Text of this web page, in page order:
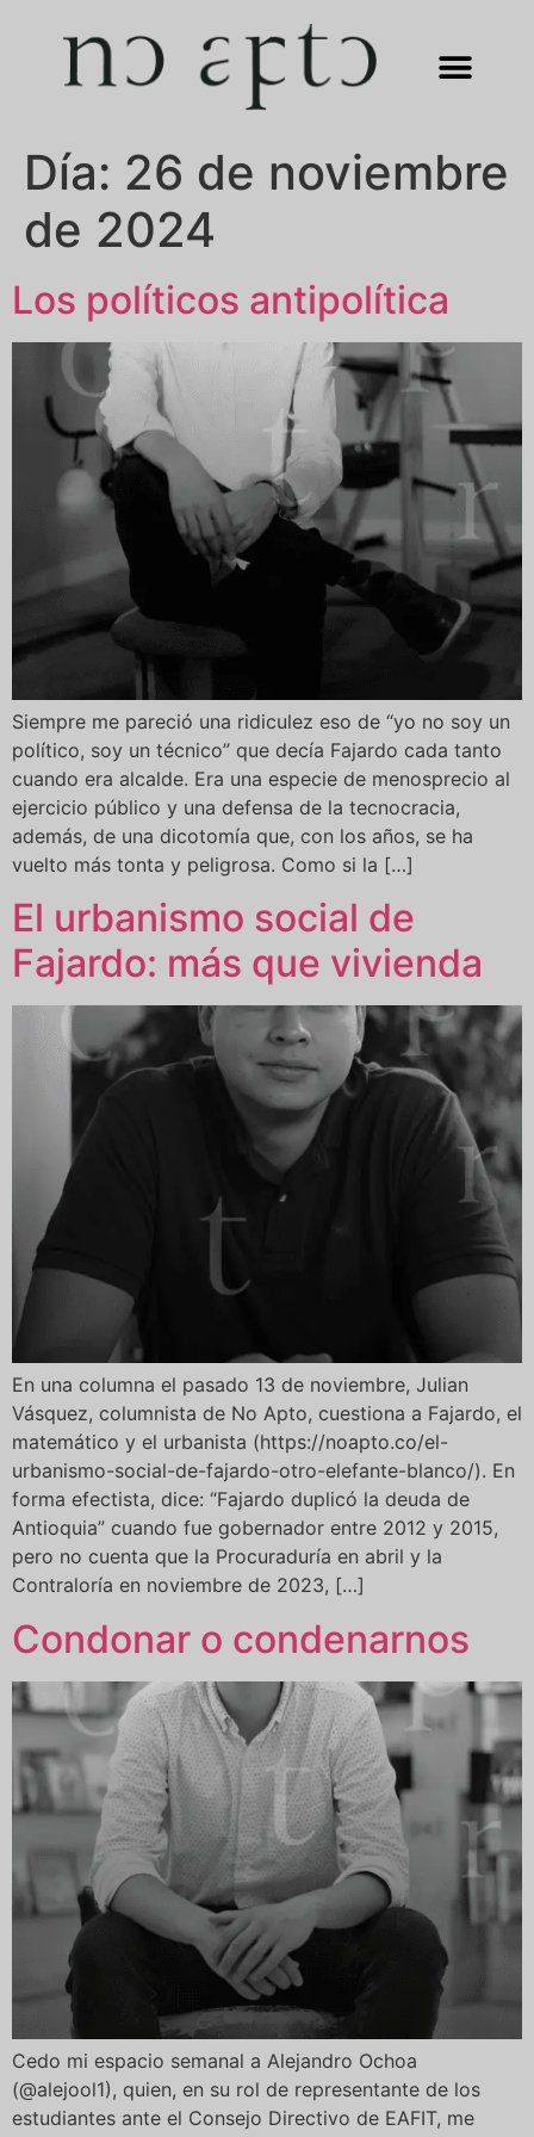
Día: 26 de noviembre
de 2024
Los políticos antipolítica
Siempre me pareció una ridiculez eso de “yo no soy un
político, soy un técnico” que decía Fajardo cada tanto
cuando era alcalde. Era una especie de menosprecio al
ejercicio público y una defensa de la tecnocracia,
además, de una dicotomía que, con los años, se ha
vuelto más tonta y peligrosa. Como si la […]
El urbanismo social de
Fajardo: más que vivienda
En una columna el pasado 13 de noviembre, Julian
Vásquez, columnista de No Apto, cuestiona a Fajardo, el
matemático y el urbanista (https://noapto.co/el-
urbanismo-social-de-fajardo-otro-elefante-blanco/). En
forma efectista, dice: “Fajardo duplicó la deuda de
Antioquia” cuando fue gobernador entre 2012 y 2015,
pero no cuenta que la Procuraduría en abril y la
Contraloría en noviembre de 2023, […]
Condonar o condenarnos
Cedo mi espacio semanal a Alejandro Ochoa
(@alejool1), quien, en su rol de representante de los
estudiantes ante el Consejo Directivo de EAFIT, me